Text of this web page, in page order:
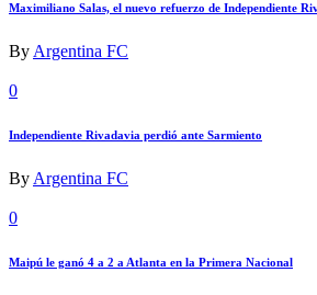
Maximiliano Salas, el nuevo refuerzo de Independiente
By Argentina FC
0
Independiente Rivadavia perdió ante Sarmiento
By Argentina FC
0
Maipú le ganó 4 a 2 a Atlanta en la Primera Nacional